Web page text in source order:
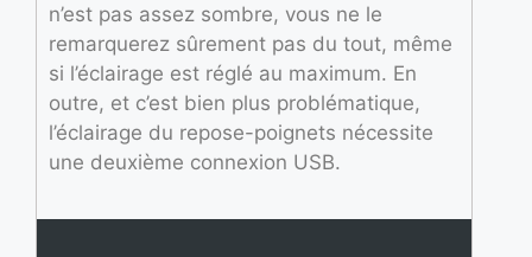
n’est pas assez sombre, vous ne le
remarquerez sûrement pas du tout, même
si l’éclairage est réglé au maximum. En
outre, et c’est bien plus problématique,
l’éclairage du repose-poignets nécessite
une deuxième connexion USB.